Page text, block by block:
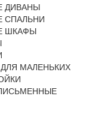
ДИВАНЫ
СПАЛЬНИ
ШКАФЫ
МАЛЕНЬКИХ